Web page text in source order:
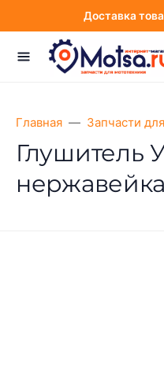
Доставка
Главная Запчасти
Глушитель
нержавейка